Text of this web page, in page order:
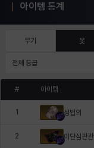
아이템 통계
무기 옷
전체 등급
# 아이템
1 성법의
2 이단심판관